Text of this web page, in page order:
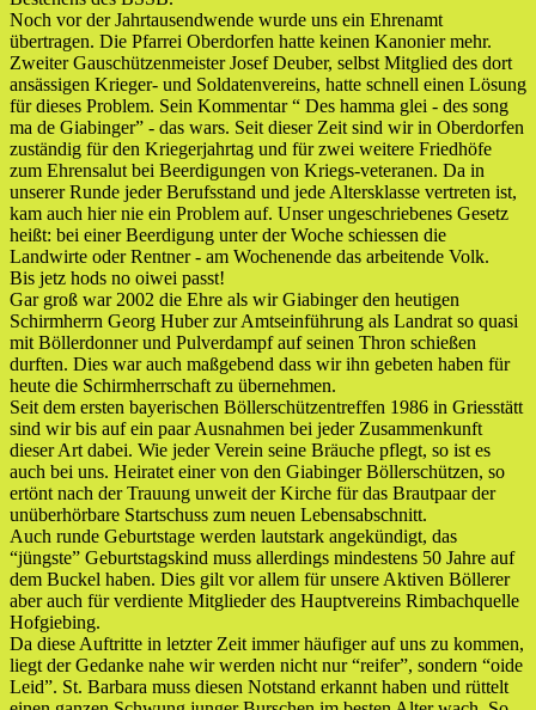
Noch vor der Jahrtausendwende wurde uns ein Ehrenamt
übertragen. Die Pfarrei Oberdorfen hatte keinen Kanonier mehr.
Zweiter Gauschützenmeister Josef Deuber, selbst Mitglied des dort
ansässigen Krieger- und Soldatenvereins, hatte schnell einen Lösung
für dieses Problem. Sein Kommentar “ Des hamma glei - des song
ma de Giabinger” - das wars. Seit dieser Zeit sind wir in Oberdorfen
zuständig für den Kriegerjahrtag und für zwei weitere Friedhöfe
zum Ehrensalut bei Beerdigungen von Kriegs-veteranen. Da in
unserer Runde jeder Berufsstand und jede Altersklasse vertreten ist,
kam auch hier nie ein Problem auf. Unser ungeschriebenes Gesetz
heißt: bei einer Beerdigung unter der Woche schiessen die
Landwirte oder Rentner - am Wochenende das arbeitende Volk.
Bis jetz hods no oiwei passt!
Gar groß war 2002 die Ehre als wir Giabinger den heutigen
Schirmherrn Georg Huber zur Amtseinführung als Landrat so quasi
mit Böllerdonner und Pulverdampf auf seinen Thron schießen
durften. Dies war auch maßgebend dass wir ihn gebeten haben für
heute die Schirmherrschaft zu übernehmen.
Seit dem ersten bayerischen Böllerschützentreffen 1986 in Griesstätt
sind wir bis auf ein paar Ausnahmen bei jeder Zusammenkunft
dieser Art dabei. Wie jeder Verein seine Bräuche pflegt, so ist es
auch bei uns. Heiratet einer von den Giabinger Böllerschützen, so
ertönt nach der Trauung unweit der Kirche für das Brautpaar der
unüberhörbare Startschuss zum neuen Lebensabschnitt.
Auch runde Geburtstage werden lautstark angekündigt, das
“jüngste” Geburtstagskind muss allerdings mindestens 50 Jahre auf
dem Buckel haben. Dies gilt vor allem für unsere Aktiven Böllerer
aber auch für verdiente Mitglieder des Hauptvereins Rimbachquelle
Hofgiebing.
Da diese Auftritte in letzter Zeit immer häufiger auf uns zu kommen,
liegt der Gedanke nahe wir werden nicht nur “reifer”, sondern “oide
Leid”. St. Barbara muss diesen Notstand erkannt haben und rüttelt